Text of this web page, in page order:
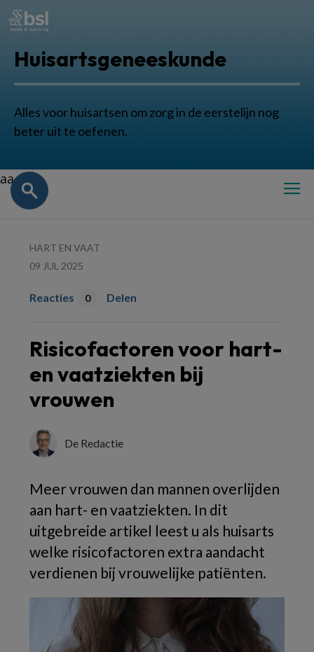
Huisartsgeneeskunde
Alles voor huisartsen om zorg in de eerstelijn nog
beter uit te oefenen.
aa
HART EN VAAT
09 JUL 2025
Reacties 0 Delen
Risicofactoren voor hart-
en vaatziekten bij
vrouwen
De Redactie
Meer vrouwen dan mannen overlijden
aan hart- en vaatziekten. In dit
uitgebreide artikel leest u als huisarts
welke risicofactoren extra aandacht
verdienen bij vrouwelijke patiënten.